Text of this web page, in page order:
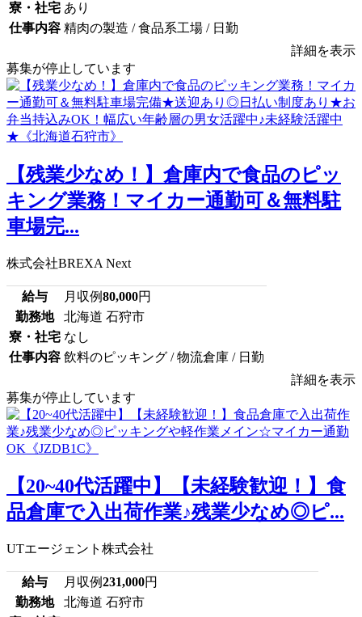
寮・社宅 あり
仕事内容 精肉の製造 / 食品系工場 / 日勤
詳細を表示
募集が停止しています
【残業少なめ！】倉庫内で食品のピッ
キング業務！マイカー通勤可＆無料駐
車場完...
株式会社BREXA Next
給与 月収例80,000円
勤務地
北海道 石狩市
寮・社宅 なし
仕事内容 飲料のピッキング / 物流倉庫 / 日勤
詳細を表示
募集が停止しています
【20~40代活躍中】【未経験歓迎！】食
品倉庫で入出荷作業♪残業少なめ◎ピ...
UTエージェント株式会社
給与 月収例231,000円
勤務地
北海道 石狩市